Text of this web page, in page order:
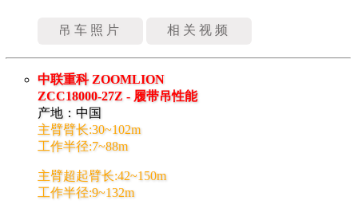
吊车照片 相关视频
中联重科 ZOOMLION
ZCC18000-27Z - 履带吊性能
产地：中国
主臂臂长:30~102m
工作半径:7~88m
主臂超起臂长:42~150m
工作半径:9~132m